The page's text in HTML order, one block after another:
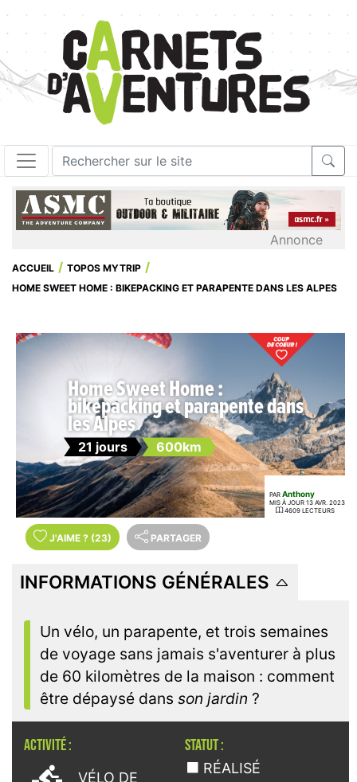
Annonce
ACCUEIL
TOPOS MYTRIP
HOME SWEET HOME : BIKEPACKING ET PARAPENTE DANS LES ALPES
Home Sweet Home :
bikepacking et parapente dans
les Alpes
21 jours 600km
PAR Anthony
MIS À JOUR 13 AVR. 2023
4609 LECTEURS
J'AIME ? (23) PARTAGER
INFORMATIONS GÉNÉRALES
Un vélo, un parapente, et trois semaines
de voyage sans jamais s'aventurer à plus
de 60 kilomètres de la maison : comment
être dépaysé dans son jardin ?
ACTIVITÉ :
VÉLO DE
STATUT :
RÉALISÉ